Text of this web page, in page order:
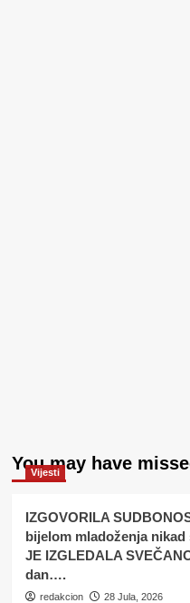
You may have
Vijesti
IZGOVORILA
bijelom mladoženja
JE IZGLEDALA
dan….
redakcion 28 Jula, 2026